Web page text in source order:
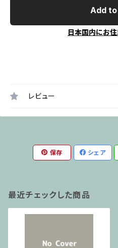
Add
日本国内にお
レビュー
保存 シェア
最近チェックした商品